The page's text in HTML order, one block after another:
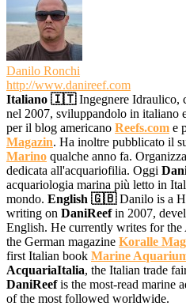
Danilo Ronchi
http://www.danireef.com
Italiano 🇮🇹Ingegnere Idraulico,
nel 2007, sviluppandolo in italiano
per il blog americano Reefs.com e
Magazin. Ha inoltre pubblicato il
Marino qualche anno fa. Organizza
dedicata all'acquariofilia. Oggi
acquariologia marina più letto in
mondo. English 🇬🇧Danilo is a
writing on DaniReefin 2007,
English. He currently writes for the
the German magazine Koralle
first Italian book Marine
AcquariaItalia, the Italian trade
DaniReefis the most-read marine
of the most followed worldwide.